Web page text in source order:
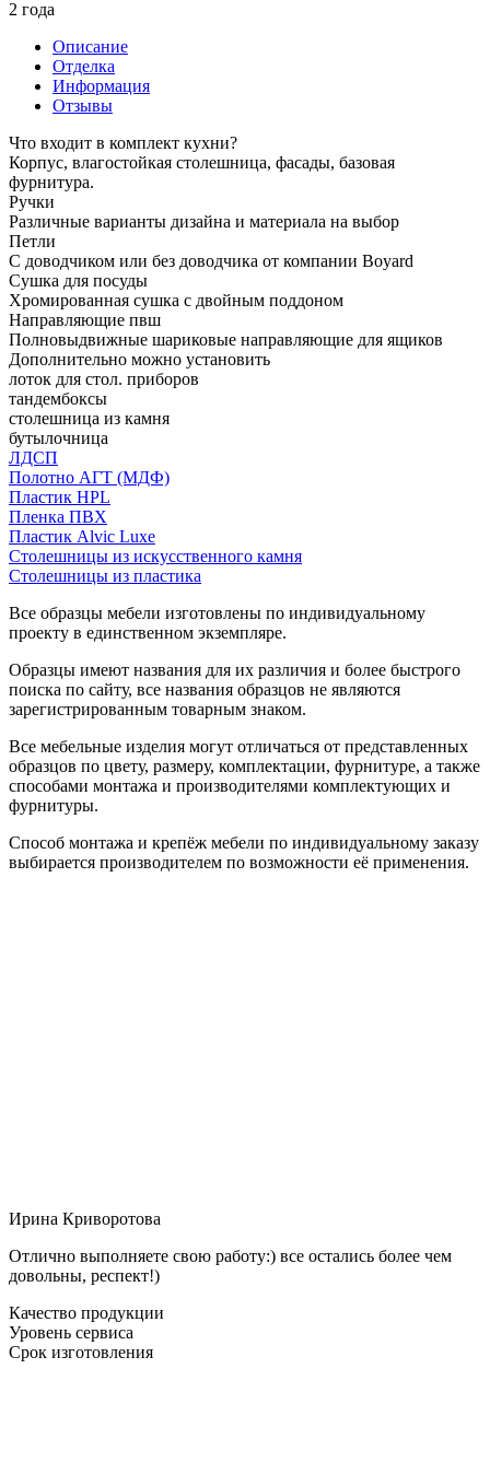
2 года
Описание
Отделка
Информация
Отзывы
Что входит в комплект кухни?
Корпус, влагостойкая столешница, фасады, базовая
фурнитура.
Ручки
Различные варианты дизайна и материала на выбор
Петли
С доводчиком или без доводчика от компании Boyard
Сушка для посуды
Хромированная сушка с двойным поддоном
Направляющие пвш
Полновыдвижные шариковые направляющие для ящиков
Дополнительно можно установить
лоток для стол. приборов
тандембоксы
столешница из камня
бутылочница
ЛДСП
Полотно АГТ (МДФ)
Пластик HPL
Пленка ПВХ
Пластик Alvic Luxe
Столешницы из искусственного камня
Столешницы из пластика
Все образцы мебели изготовлены по индивидуальному
проекту в единственном экземпляре.
Образцы имеют названия для их различия и более быстрого
поиска по сайту, все названия образцов не являются
зарегистрированным товарным знаком.
Все мебельные изделия могут отличаться от представленных
образцов по цвету, размеру, комплектации, фурнитуре, а также
способами монтажа и производителями комплектующих и
фурнитуры.
Способ монтажа и крепёж мебели по индивидуальному заказу
выбирается производителем по возможности её применения.
Ирина Криворотова
Отлично выполняете свою работу:) все остались более чем
довольны, респект!)
Качество продукции
Уровень сервиса
Срок изготовления